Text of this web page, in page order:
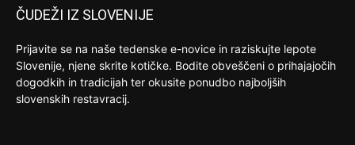
ČUDEŽI IZ SLOVENIJE
Prijavite se na naše tedenske e-novice in raziskujte lepote
Slovenije, njene skrite kotičke. Bodite obveščeni o prihajajočih
dogodkih in tradicijah ter okusite ponudbo najboljših
slovenskih restavracij.